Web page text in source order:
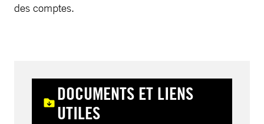
des comptes.
DOCUMENTS ET LIENS
UTILES